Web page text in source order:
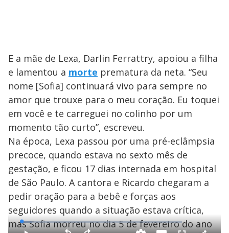
E a mãe de Lexa, Darlin Ferrattry, apoiou a filha
e lamentou a morte prematura da neta. “Seu
nome [Sofia] continuará vivo para sempre no
amor que trouxe para o meu coração. Eu toquei
em você e te carreguei no colinho por um
momento tão curto”, escreveu.
Na época, Lexa passou por uma pré-eclâmpsia
precoce, quando estava no sexto mês de
gestação, e ficou 17 dias internada em hospital
de São Paulo. A cantora e Ricardo chegaram a
pedir oração para a bebê e forças aos
seguidores quando a situação estava crítica,
mas Sofia morreu no dia 5 de fevereiro do ano
L
o